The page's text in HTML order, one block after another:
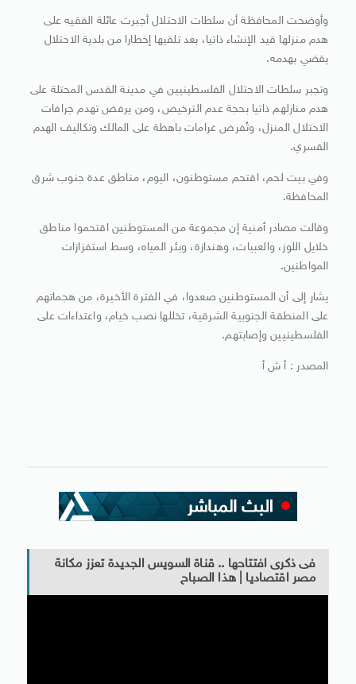
وأوضحت المحافظة أن سلطات الاحتلال أجبرت عائلة الفقيه على
هدم منزلها قيد الإنشاء ذاتيا، بعد تلقيها إخطارا من بلدية الاحتلال
يقضي بهدمه.
وتجبر سلطات الاحتلال الفلسطينيين في مدينة القدس المحتلة على
هدم منازلهم ذاتيا بحجة عدم الترخيص، ومن يرفض تهدم جرافات
الاحتلال المنزل، وتُفرض غرامات باهظة على المالك وتكاليف الهدم
القسري.
وفي بيت لحم، اقتحم مستوطنون، اليوم، مناطق عدة جنوب شرق
المحافظة.
وقالت مصادر أمنية إن مجموعة من المستوطنين اقتحموا مناطق
خلايل اللوز، والعبيات، وهندازة، وبئر المياه، وسط استفزازات
المواطنين.
يشار إلى أن المستوطنين صعدوا، في الفترة الأخيرة، من هجماتهم
على المنطقة الجنوبية الشرقية، تخللها نصب خيام، واعتداءات على
الفلسطينيين وإصابتهم.
المصدر : أ ش أ
فى ذكرى افتتاحها .. قناة السويس الجديدة تعزز مكانة
مصر اقتصاديا | هذا الصباح